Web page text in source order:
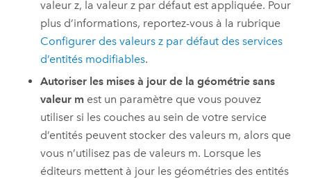
valeur z, la valeur z par défaut est appliquée. Pour
plus d’informations, reportez-vous à la rubrique
Configurer des valeurs z par défaut des services
d’entités modifiables.
Autoriser les mises à jour de la géométrie sans
valeur m est un paramètre que vous pouvez
utiliser si les couches au sein de votre service
d’entités peuvent stocker des valeurs m, alors que
vous n’utilisez pas de valeurs m. Lorsque les
éditeurs mettent à jour les géométries des entités